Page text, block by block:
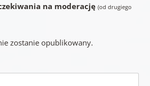
na moderację (od drugiego
zostanie opublikowany.